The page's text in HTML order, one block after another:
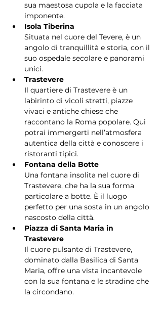
sua maestosa cupola e la facciata
imponente.
Isola Tiberina
Situata nel cuore del Tevere, è un
angolo di tranquillità e storia, con il
suo ospedale secolare e panorami
unici.
Trastevere
Il quartiere di Trastevere è un
labirinto di vicoli stretti, piazze
vivaci e antiche chiese che
raccontano la Roma popolare. Qui
potrai immergerti nell’atmosfera
autentica della città e conoscere i
ristoranti tipici.
Fontana della Botte
Una fontana insolita nel cuore di
Trastevere, che ha la sua forma
particolare a botte. È il luogo
perfetto per una sosta in un angolo
nascosto della città.
Piazza di Santa Maria in
Trastevere
Il cuore pulsante di Trastevere,
dominato dalla Basilica di Santa
Maria, offre una vista incantevole
con la sua fontana e le stradine che
la circondano.